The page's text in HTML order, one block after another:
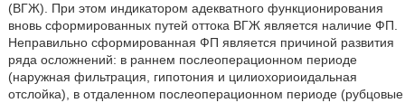
(ВГЖ). При этом индикатором адекватного функционирования
вновь сформированных путей оттока ВГЖ является наличие ФП.
Неправильно сформированная ФП является причиной развития
ряда осложнений: в раннем послеоперационном периоде
(наружная фильтрация, гипотония и цилиохориоидальная
отслойка), в отдаленном послеоперационном периоде (рубцовые